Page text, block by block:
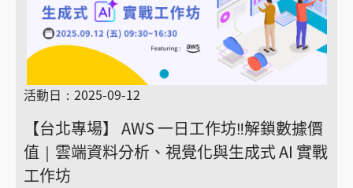
活動日：2025-09-12
【台北專場】 AWS 一日工作坊‼️解鎖數據價
值｜雲端資料分析、視覺化與生成式 AI 實戰
工作坊